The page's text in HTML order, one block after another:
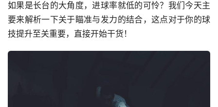
如果是长台的大角度，进球率就低的可怜？我们今天主
要来解析一下关于瞄准与发力的结合，这点对于你的球
技提升至关重要，直接开始干货！